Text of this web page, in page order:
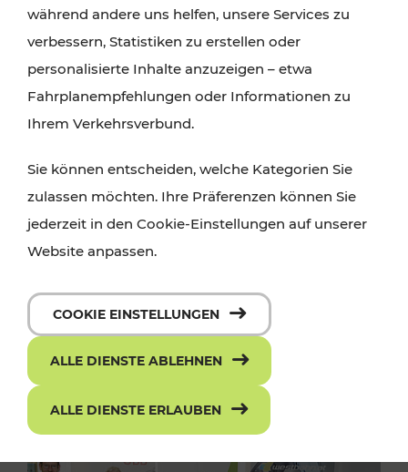
während andere uns helfen, unsere Services zu
verbessern, Statistiken zu erstellen oder
personalisierte Inhalte anzuzeigen – etwa
Fahrplanempfehlungen oder Informationen zu
Ihrem Verkehrsverbund.
Sie können entscheiden, welche Kategorien Sie
zulassen möchten. Ihre Präferenzen können Sie
jederzeit in den Cookie-Einstellungen auf unserer
Website anpassen.
COOKIE EINSTELLUNGEN
ALLE DIENSTE ABLEHNEN
ALLE DIENSTE ERLAUBEN